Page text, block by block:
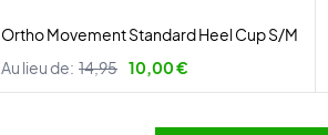
Ortho Movement Standard Heel Cup S/M
Au lieu de: 14,95 10,00 €